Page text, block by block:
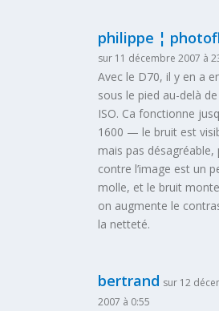
philippe ¦
sur 11 décembre 2007 à
Avec le D70, il y en a
sous le pied au-delà
ISO. Ca fonctionne
1600 — le bruit est
mais pas désagréable,
contre l’image est un
molle, et le bruit
on augmente le
la netteté.
bertrand sur 12
2007 à 0:55